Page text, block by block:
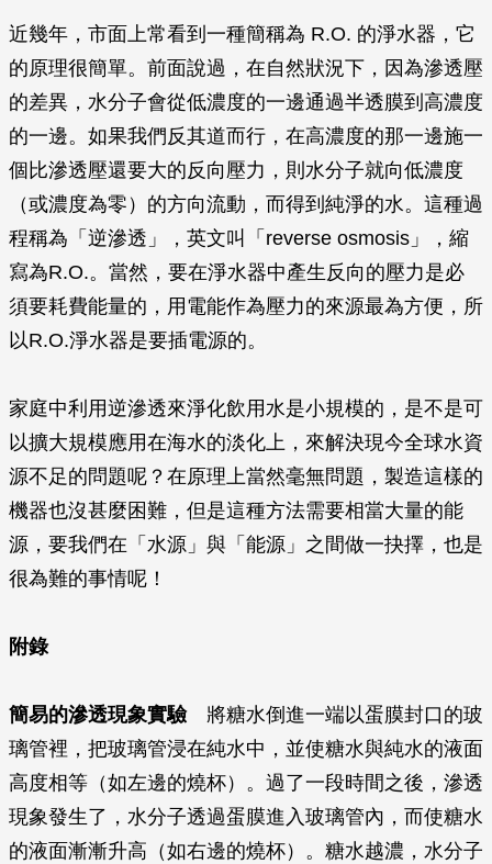
近幾年，市面上常看到一種簡稱為 R.O. 的淨水器，它
的原理很簡單。前面說過，在自然狀況下，因為滲透壓
的差異，水分子會從低濃度的一邊通過半透膜到高濃度
的一邊。如果我們反其道而行，在高濃度的那一邊施一
個比滲透壓還要大的反向壓力，則水分子就向低濃度
（或濃度為零）的方向流動，而得到純淨的水。這種過
程稱為「逆滲透」，英文叫「reverse osmosis」，縮
寫為R.O.。當然，要在淨水器中產生反向的壓力是必
須要耗費能量的，用電能作為壓力的來源最為方便，所
以R.O.淨水器是要插電源的。
家庭中利用逆滲透來淨化飲用水是小規模的，是不是可
以擴大規模應用在海水的淡化上，來解決現今全球水資
源不足的問題呢？在原理上當然毫無問題，製造這樣的
機器也沒甚麼困難，但是這種方法需要相當大量的能
源，要我們在「水源」與「能源」之間做一抉擇，也是
很為難的事情呢！
附錄
簡易的滲透現象實驗將糖水倒進一端以蛋膜封口的玻
璃管裡，把玻璃管浸在純水中，並使糖水與純水的液面
高度相等（如左邊的燒杯）。過了一段時間之後，滲透
現象發生了，水分子透過蛋膜進入玻璃管內，而使糖水
的液面漸漸升高（如右邊的燒杯）。糖水越濃，水分子